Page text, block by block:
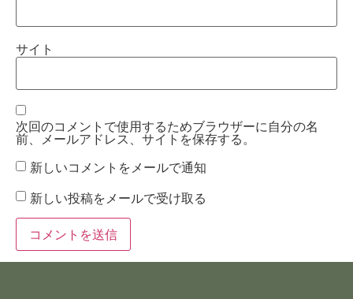
サイト
次回のコメントで使用するためブラウザーに自分の名
前、メールアドレス、サイトを保存する。
新しいコメントをメールで通知
新しい投稿をメールで受け取る